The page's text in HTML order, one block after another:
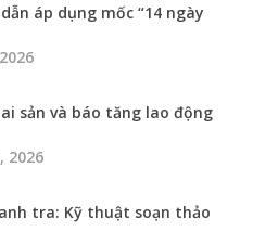
áp dụng mốc “14 ngày
sản và báo tăng lao động
2026
tra: Kỹ thuật soạn thảo